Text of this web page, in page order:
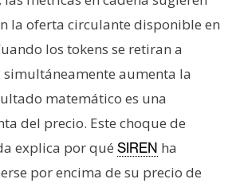
la oferta circulante disponible en
los tokens se retiran a
aumenta la
matemático es una
del precio. Este choque de
explica por qué SIREN ha
por encima de su precio de